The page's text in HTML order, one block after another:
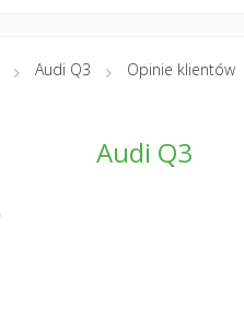
Audi Q3 Opinie klientów
Audi Q3